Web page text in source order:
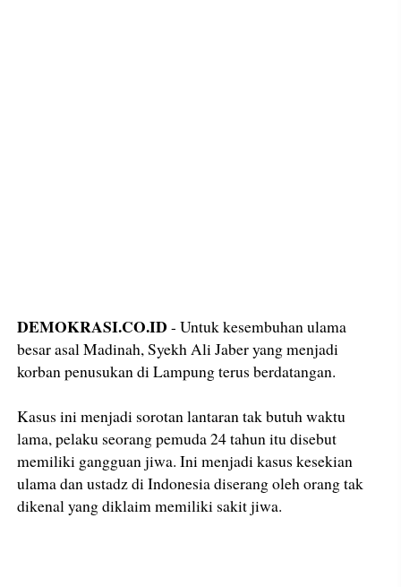
DEMOKRASI.CO.ID - Untuk kesembuhan ulama
besar asal Madinah, Syekh Ali Jaber yang menjadi
korban penusukan di Lampung terus berdatangan.
Kasus ini menjadi sorotan lantaran tak butuh waktu
lama, pelaku seorang pemuda 24 tahun itu disebut
memiliki gangguan jiwa. Ini menjadi kasus kesekian
ulama dan ustadz di Indonesia diserang oleh orang tak
dikenal yang diklaim memiliki sakit jiwa.